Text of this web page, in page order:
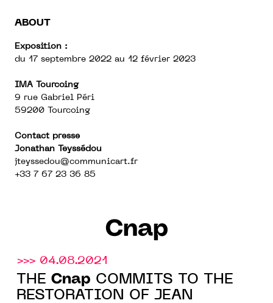
ABOUT
Exposition :
du 17 septembre 2022 au 12 février 2023
IMA Tourcoing
9 rue Gabriel Péri
59200 Tourcoing
Contact presse
Jonathan Teyssédou
jteyssedou@communicart.fr
+33 7 67 23 36 85
Cnap
>>> 04.08.2021
THE Cnap COMMITS TO THE
RESTORATION OF JEAN